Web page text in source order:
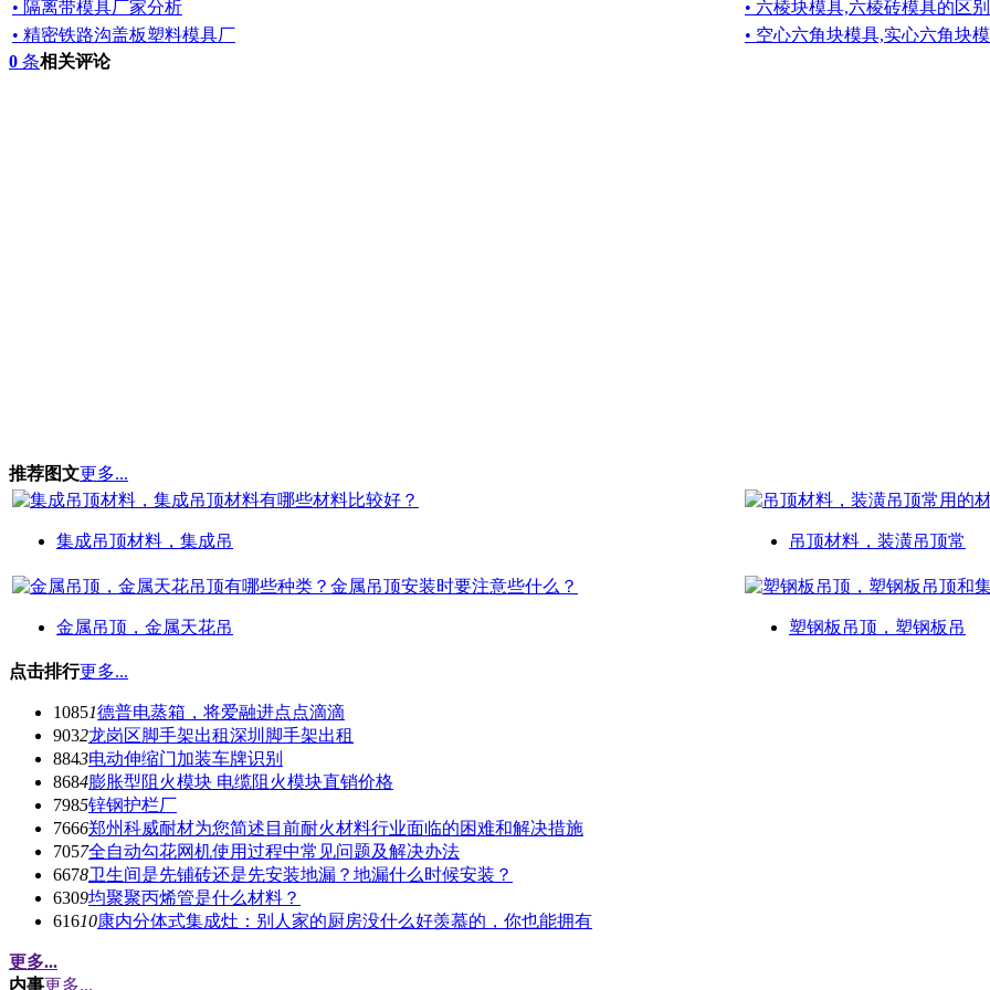
• 隔离带模具厂家分析
• 六棱块模具,六棱砖模具的区别
• 精密铁路沟盖板塑料模具厂
• 空心六角块模具,实心六角块
0 条相关评论
推荐图文更多...
集成吊顶材料，集成吊 吊顶材料，装潢吊顶常
金属吊顶，金属天花吊 塑钢板吊顶，塑钢板吊
点击排行更多...
10851德普电蒸箱，将爱融进点点滴滴
9032龙岗区脚手架出租深圳脚手架出租
8843电动伸缩门加装车牌识别
8684膨胀型阻火模块 电缆阻火模块直销价格
7985锌钢护栏厂
7666郑州科威耐材为您简述目前耐火材料行业面临的困难和解决措施
7057全自动勾花网机使用过程中常见问题及解决办法
6678卫生间是先铺砖还是先安装地漏？地漏什么时候安装？
6309均聚聚丙烯管是什么材料？
61610康内分体式集成灶：别人家的厨房没什么好羡慕的，你也能拥有
更多...
内事更多...